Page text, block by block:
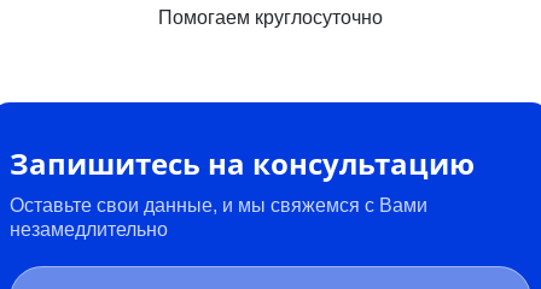
Помогаем круглосуточно
Запишитесь на консультацию
Оставьте свои данные, и мы свяжемся с Вами
незамедлительно